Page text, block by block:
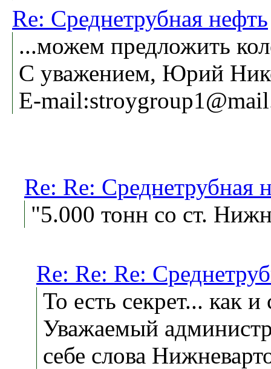
Re: Среднетрубная нефть
...можем предложить
С уважением, Юрий
E-
Re: Re: Среднетрубная
"5.000 тонн со ст.
Re: Re: Re:
То есть секрет... как
Уважаемый
себе слова